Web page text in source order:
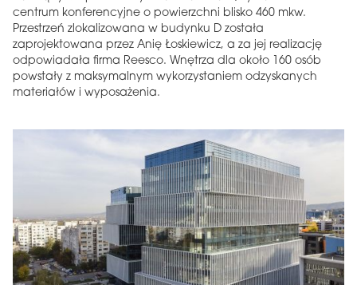
centrum konferencyjne o powierzchni blisko 460 mkw.
Przestrzeń zlokalizowana w budynku D została
zaprojektowana przez Anię Łoskiewicz, a za jej realizację
odpowiadała firma Reesco. Wnętrza dla około 160 osób
powstały z maksymalnym wykorzystaniem odzyskanych
materiałów i wyposażenia.